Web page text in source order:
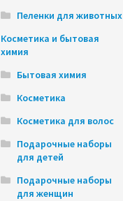
Пеленки для животных
Косметика и бытовая
химия
Бытовая химия
Косметика
Косметика для волос
Подарочные наборы
для детей
Подарочные наборы
для женщин